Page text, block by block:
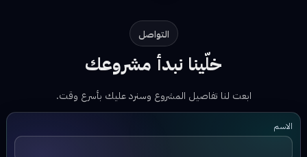
خلّينا نبدأ مشروعك
ابعت لنا تفاصيل المشروع وسنرد عليك بأسرع وقت.
الهاتف أو البريد